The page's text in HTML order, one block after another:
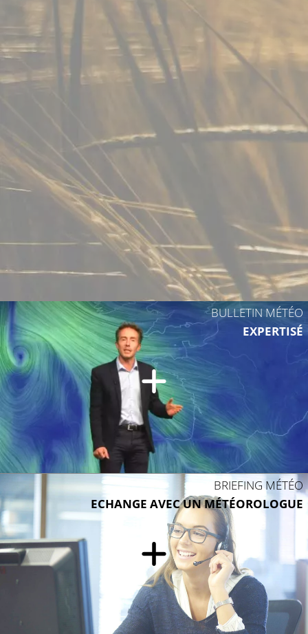
BULLETIN MÉTÉO
EXPERTISÉ
BRIEFING MÉTÉO
ECHANGE AVEC UN MÉTÉOROLOGUE